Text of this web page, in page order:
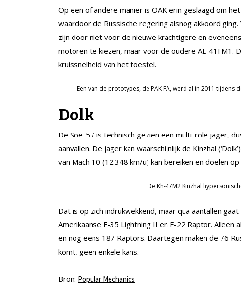
Op een of andere manier is OAK erin geslaagd om
waardoor de Russische regering alsnog akkoord
zijn door niet voor de nieuwe krachtigere en
motoren te kiezen, maar voor de oudere AL-41FM1.
kruissnelheid van het toestel.
Een van de prototypes, de PAK FA, werd al in 2011
Dolk
De Soe-57 is technisch gezien een multi-role jager,
aanvallen. De jager kan waarschijnlijk de Kinzhal
van Mach 10 (12.348 km/u) kan bereiken en doelen
De Kh-47M2 Kinzhal
Dat is op zich indrukwekkend, maar qua aantallen
Amerikaanse F-35 Lightning II en F-22 Raptor. Alleen
en nog eens 187 Raptors. Daartegen maken de 76
komt, geen enkele kans.
Bron: Popular Mechanics